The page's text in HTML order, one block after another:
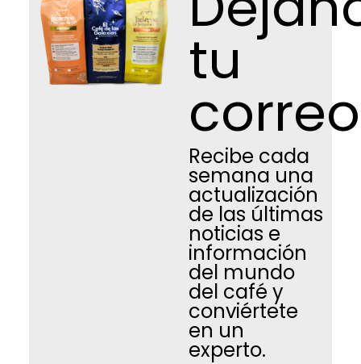
tu
correo
Recibe cada
semana una
actualización
de las últimas
noticias e
información
del mundo
del café y
conviértete
en un
experto.